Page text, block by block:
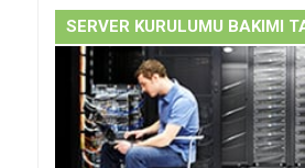
SERVER KURULUMU BAKIMI